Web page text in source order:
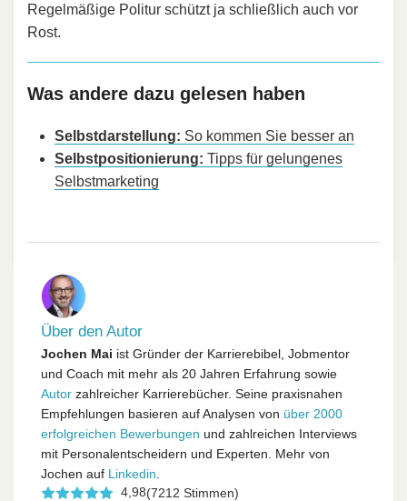
Regelmäßige Politur schützt ja schließlich auch vor
Rost.
Was andere dazu gelesen haben
Selbstdarstellung: So kommen Sie besser an
Selbstpositionierung: Tipps für gelungenes
Selbstmarketing
Über den Autor
Jochen Mai ist Gründer der Karrierebibel, Jobmentor
und Coach mit mehr als 20 Jahren Erfahrung sowie
Autor zahlreicher Karrierebücher. Seine praxisnahen
Empfehlungen basieren auf Analysen von über 2000
erfolgreichen Bewerbungen und zahlreichen Interviews
mit Personalentscheidern und Experten. Mehr von
Jochen auf Linkedin
4,98(7212 Stimmen)